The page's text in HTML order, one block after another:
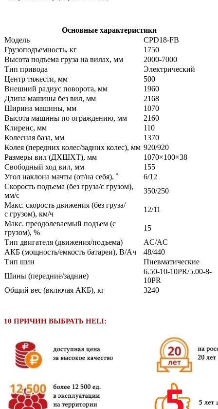
Основные характеристики
Модель
CPD18-FB
Грузоподъемность, кг
1750
Высота подъема груза на вилах, мм
2000-7000
Тип привода
Электрический
Центр тяжести, мм
500
Внешний радиус поворота, мм
1960
Длина машины без вил, мм
2168
Ширина машины, мм
1070
Высота машины по ограждению, мм
2160
Клиренс, мм
110
Колесная база, мм
1370
Колея (передних колес/задних колес), мм 920/920
Размеры вил (ДXШXТ), мм
1070×100×38
Свободный ход вил, мм
155
Угол наклона мачты (от/на себя), ˚
6/12
Скорость подъема (без груза/с грузом),
мм/с
350/250
Макс. скорость движения (без груза/
с грузом), км/ч
12/11
Макс. преодолеваемый подъем (с
грузом), %
15
Тип двигателя (движения/подъема)
AC/AC
АКБ (мощность/емкость батареи), В/Ач
48/440
Тип шин
Пневматические
Шины (передние/задние)
6.50-10-10PR/5.00-8-
10PR
Общий вес (включая АКБ), кг
3240
10 ПРИЧИН ВЫБРАТЬ HELI: